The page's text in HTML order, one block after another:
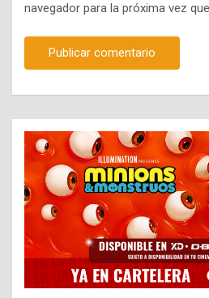
navegador para la próxima vez